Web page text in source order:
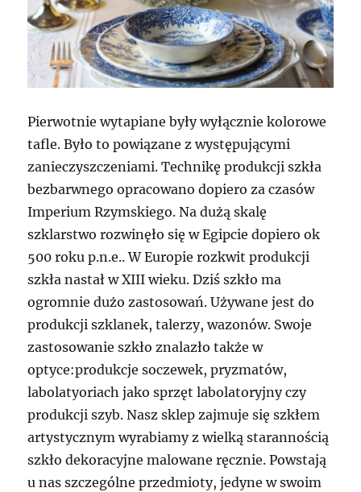
Pierwotnie wytapiane były wyłącznie kolorowe
tafle. Było to powiązane z występującymi
zanieczyszczeniami. Technikę produkcji szkła
bezbarwnego opracowano dopiero za czasów
Imperium Rzymskiego. Na dużą skalę
szklarstwo rozwinęło się w Egipcie dopiero ok
500 roku p.n.e.. W Europie rozkwit produkcji
szkła nastał w XIII wieku. Dziś szkło ma
ogromnie dużo zastosowań. Używane jest do
produkcji szklanek, talerzy, wazonów. Swoje
zastosowanie szkło znalazło także w
optyce:produkcje soczewek, pryzmatów,
labolatyoriach jako sprzęt labolatoryjny czy
produkcji szyb. Nasz sklep zajmuje się szkłem
artystycznym wyrabiamy z wielką starannością
szkło dekoracyjne malowane ręcznie. Powstają
u nas szczególne przedmioty, jedyne w swoim